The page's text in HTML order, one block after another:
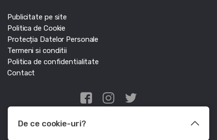
Publicitate pe site
Politica de Cookie
Protecția Datelor Personale
Termeni si conditii
Politica de confidentialitate
Contact
Edris Digital Agency
De ce cookie-uri?